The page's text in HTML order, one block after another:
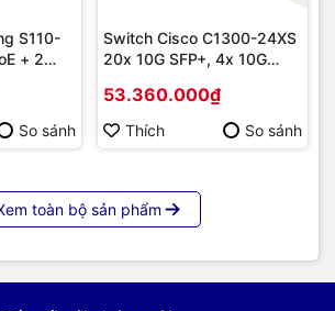
S110-
+ 2
So sánh
Switch Cisco C1300-24XS
20x 10G SFP+, 4x 10G
Hàng chính hãng
53.360.000₫
Thích So sánh
toàn bộ sản phẩm